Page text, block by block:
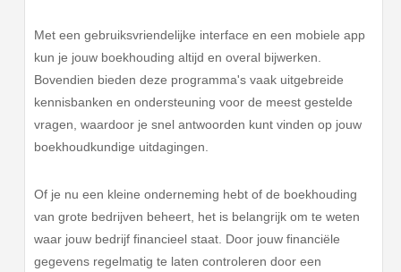
Met een gebruiksvriendelijke interface en een mobiele app
kun je jouw boekhouding altijd en overal bijwerken.
Bovendien bieden deze programma's vaak uitgebreide
kennisbanken en ondersteuning voor de meest gestelde
vragen, waardoor je snel antwoorden kunt vinden op jouw
boekhoudkundige uitdagingen.
Of je nu een kleine onderneming hebt of de boekhouding
van grote bedrijven beheert, het is belangrijk om te weten
waar jouw bedrijf financieel staat. Door jouw financiële
gegevens regelmatig te laten controleren door een